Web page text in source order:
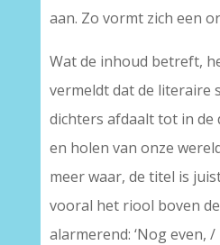
aan. Zo vormt zich een
Wat de inhoud betreft,
vermeldt dat de literaire
dichters afdaalt tot in
en holen van onze
meer waar, de titel is
vooral het riool boven
alarmerend: ‘Nog even,